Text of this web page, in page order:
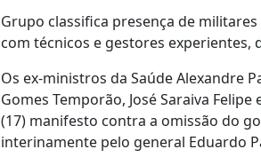
Grupo classifica presença de
com técnicos e gestores experientes,
Os ex-ministros da Saúde Alexandre
Gomes Temporão, José Saraiva
(17) manifesto contra a omissão do
interinamente pelo general Eduardo